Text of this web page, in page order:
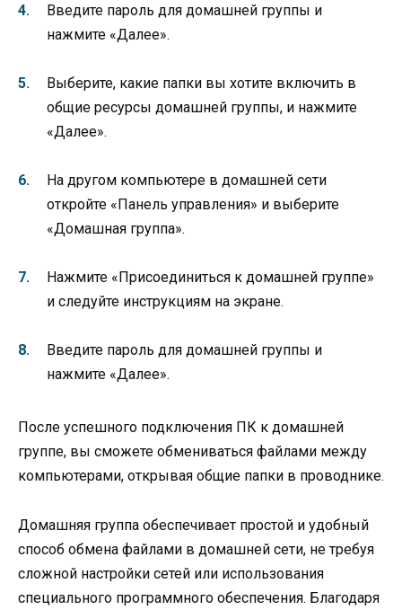
Введите пароль для домашней группы и
нажмите «Далее».
Выберите, какие папки вы хотите включить в
общие ресурсы домашней группы, и нажмите
«Далее».
На другом компьютере в домашней сети
откройте «Панель управления» и выберите
«Домашная группа».
Нажмите «Присоединиться к домашней группе»
и следуйте инструкциям на экране.
Введите пароль для домашней группы и
нажмите «Далее».
После успешного подключения ПК к домашней
группе, вы сможете обмениваться файлами между
компьютерами, открывая общие папки в проводнике.
Домашняя группа обеспечивает простой и удобный
способ обмена файлами в домашней сети, не требуя
сложной настройки сетей или использования
специального программного обеспечения. Благодаря